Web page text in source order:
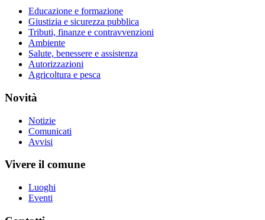
Educazione e formazione
Giustizia e sicurezza pubblica
Tributi, finanze e contravvenzioni
Ambiente
Salute, benessere e assistenza
Autorizzazioni
Agricoltura e pesca
Novità
Notizie
Comunicati
Avvisi
Vivere il comune
Luoghi
Eventi